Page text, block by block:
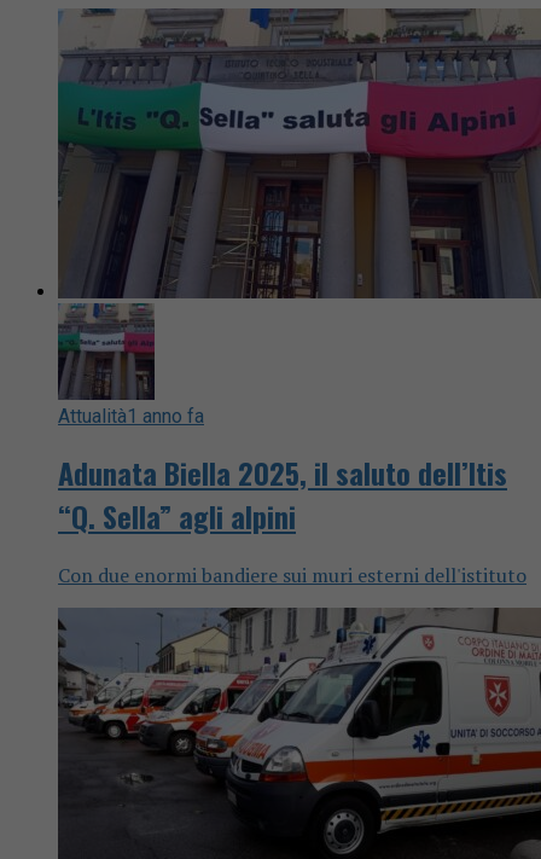
Attualità1 anno fa
Adunata Biella 2025, il saluto dell’Itis
“Q. Sella” agli alpini
Con due enormi bandiere sui muri esterni dell'istituto